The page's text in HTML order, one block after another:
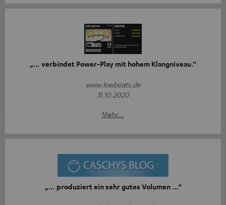
„… verbindet Power-Play mit hohem Klangniveau.“
www.lowbeats.de
31.10.2020
Mehr...
„… produziert ein sehr gutes Volumen …“